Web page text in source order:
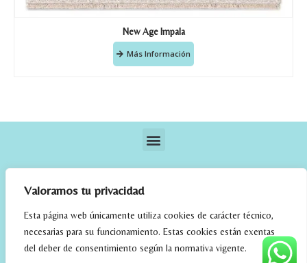
Valoramos tu privacidad
Esta página web únicamente utiliza cookies de carácter técnico,
necesarias para su funcionamiento. Estas cookies están exentas
del deber de consentimiento según la normativa vigente.
New Age Impala
Más Información
elrincondefehmi.com © 2023. Designed By W Media